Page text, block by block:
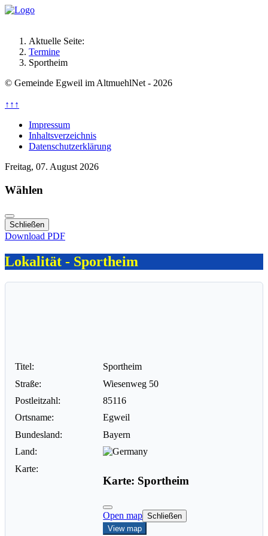
Aktuelle Seite:
Termine
Sportheim
© Gemeinde Egweil im AltmuehlNet - 2026
↑↑↑
Impressum
Inhaltsverzeichnis
Datenschutzerklärung
Freitag, 07. August 2026
Wählen
Schließen
Download PDF
Lokalität - Sportheim
Titel:
Sportheim
Straße:
Wiesenweg 50
Postleitzahl:
85116
Ortsname:
Egweil
Bundesland:
Bayern
Land:
Karte:
Karte: Sportheim
Open map Schließen
View map